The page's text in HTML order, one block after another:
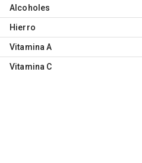
Alcoholes
Hierro
Vitamina A
Vitamina C